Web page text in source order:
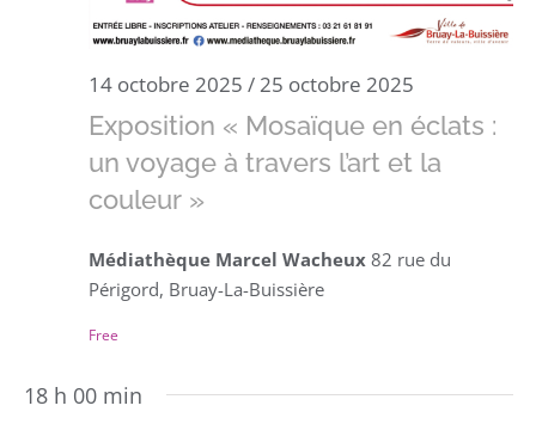
14 octobre 2025 /25 octobre 2025
Exposition « Mosaïque en éclats :
un voyage à travers l’art et la
couleur »
Médiathèque Marcel Wacheux 82 rue du
Périgord, Bruay-La-Buissière
Free
18 h 00 min